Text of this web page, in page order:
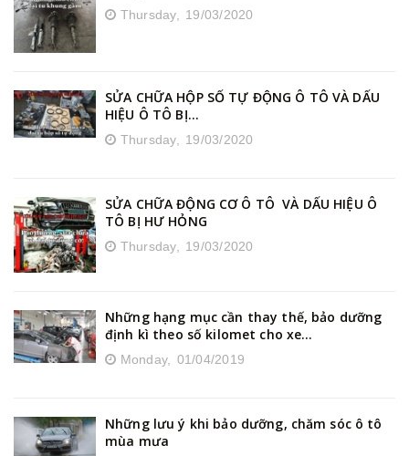
Thursday, 19/03/2020
SỬA CHỮA HỘP SỐ TỰ ĐỘNG Ô TÔ VÀ DẤU
HIỆU Ô TÔ BỊ...
Thursday, 19/03/2020
SỬA CHỮA ĐỘNG CƠ Ô TÔ VÀ DẤU HIỆU Ô
TÔ BỊ HƯ HỎNG
Thursday, 19/03/2020
Những hạng mục cần thay thế, bảo dưỡng
định kì theo số kilomet cho xe...
Monday, 01/04/2019
Những lưu ý khi bảo dưỡng, chăm sóc ô tô
mùa mưa